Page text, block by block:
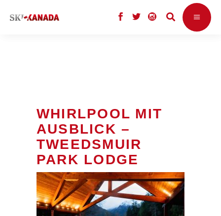
WHIRLPOOL MIT
AUSBLICK –
TWEEDSMUIR
PARK LODGE